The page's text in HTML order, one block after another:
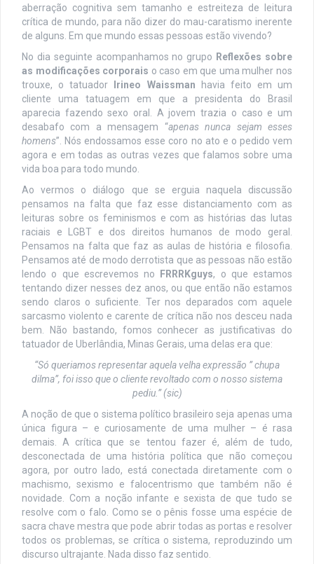
aberração cognitiva sem tamanho e estreiteza de leitura
crítica de mundo, para não dizer do mau-caratismo inerente
de alguns. Em que mundo essas pessoas estão vivendo?
No dia seguinte acompanhamos no grupo Reflexões sobre
as modificações corporais o caso em que uma mulher nos
trouxe, o tatuador
Irineo Waissman havia feito em um
cliente uma tatuagem em que a presidenta do Brasil
aparecia fazendo sexo oral. A jovem trazia o caso e um
desabafo com a mensagem “apenas nunca sejam esses
homens”. Nós endossamos esse coro no ato e o pedido vem
agora e em todas as outras vezes que falamos sobre uma
vida boa para todo mundo.
Ao vermos o diálogo que se erguia naquela discussão
pensamos na falta que faz esse distanciamento com as
leituras sobre os feminismos e com as histórias das lutas
raciais e LGBT e dos direitos humanos de modo geral.
Pensamos na falta que faz as aulas de história e filosofia.
Pensamos até de modo derrotista que as pessoas não estão
lendo o que escrevemos no
FRRRKguys, o que estamos
tentando dizer nesses dez anos, ou que então não estamos
sendo claros o suficiente. Ter nos deparados com aquele
sarcasmo violento e carente de crítica não nos desceu nada
bem. Não bastando, fomos conhecer as justificativas do
tatuador de Uberlândia, Minas Gerais, uma delas era que:
“Só queriamos representar aquela velha expressão ” chupa
dilma”, foi isso que o cliente revoltado com o nosso sistema
pediu.” (sic)
A noção de que o sistema político brasileiro seja apenas uma
única figura – e curiosamente de uma mulher – é rasa
demais. A crítica que se tentou fazer é, além de tudo,
desconectada de uma história política que não começou
agora, por outro lado, está conectada diretamente com o
machismo, sexismo e falocentrismo que também não é
novidade. Com a noção infante e sexista de que tudo se
resolve com o falo. Como se o pênis fosse uma espécie de
sacra chave mestra que pode abrir todas as portas e resolver
todos os problemas, se crítica o sistema, reproduzindo um
discurso ultrajante. Nada disso faz sentido.